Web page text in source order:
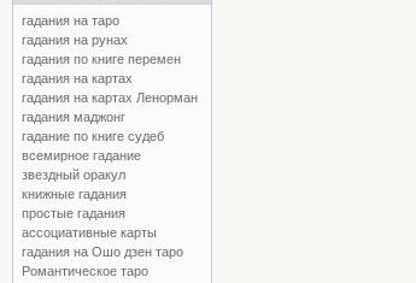
гадания на таро
гадания на рунах
гадания по книге перемен
гадания на картах
гадания на картах Ленорман
гадания маджонг
гадание по книге судеб
всемирное гадание
звездный оракул
книжные гадания
простые гадания
ассоциативные карты
гадания на Ошо дзен таро
Романтическое таро